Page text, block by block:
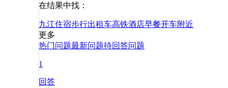
在结果中找：
九江住宿步行出租车高铁酒店早餐开车附近
更多
热门问题最新问题待回答问题
1
回答